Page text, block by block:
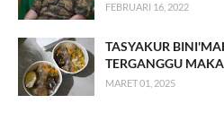
FEBRUARI 16, 2022
TASYAKUR
TERGANGGU
MARET 01, 2025